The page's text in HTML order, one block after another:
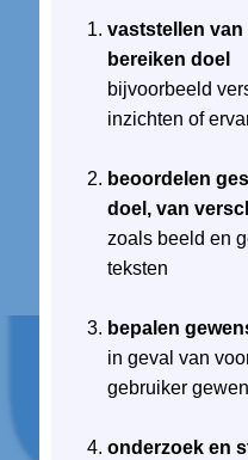
vaststellen
bereiken doel
bijvoorbeeld
inzichten of
beoordelen
doel, van
zoals beeld en
teksten
bepalen
in geval van
gebruiker
onderzoek en